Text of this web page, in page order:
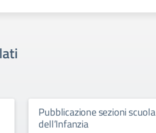
Pubblicazione sezioni scuola
dell’Infanzia